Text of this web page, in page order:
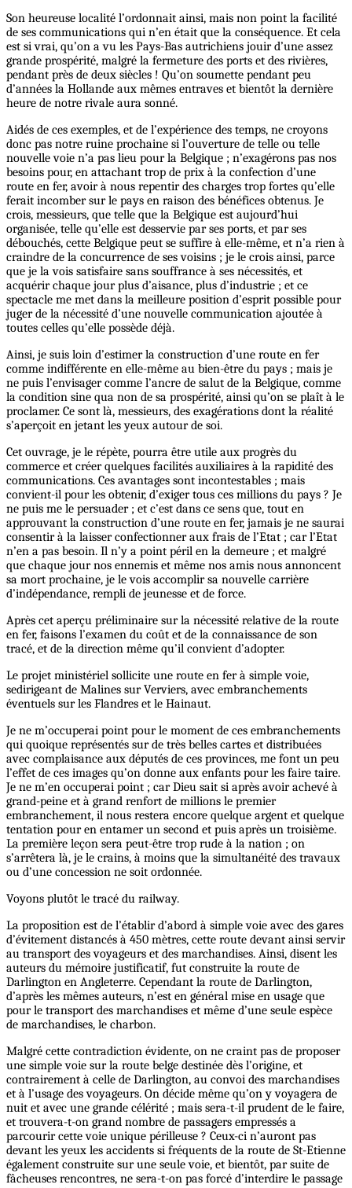
Son heureuse localité l’ordonnait ainsi, mais non point la facilité
de ses communications qui n’en était que la conséquence. Et cela
est si vrai, qu’on a vu les Pays-Bas autrichiens jouir d’une assez
grande prospérité, malgré la fermeture des ports et des rivières,
pendant près de deux siècles ! Qu’on soumette pendant peu
d’années la Hollande aux mêmes entraves et bientôt la dernière
heure de notre rivale aura sonné.
Aidés de ces exemples, et de l’expérience des temps, ne croyons
donc pas notre ruine prochaine si l’ouverture de telle ou telle
nouvelle voie n’a pas lieu pour la Belgique ; n’exagérons pas nos
besoins pour, en attachant trop de prix à la confection d’une
route en fer, avoir à nous repentir des charges trop fortes qu’elle
ferait incomber sur le pays en raison des bénéfices obtenus. Je
crois, messieurs, que telle que la Belgique est aujourd’hui
organisée, telle qu’elle est desservie par ses ports, et par ses
débouchés, cette Belgique peut se suffire à elle-même, et n’a rien à
craindre de la concurrence de ses voisins ; je le crois ainsi, parce
que je la vois satisfaire sans souffrance à ses nécessités, et
acquérir chaque jour plus d’aisance, plus d’industrie ; et ce
spectacle me met dans la meilleure position d’esprit possible pour
juger de la nécessité d’une nouvelle communication ajoutée à
toutes celles qu’elle possède déjà.
Ainsi, je suis loin d’estimer la construction d’une route en fer
comme indifférente en elle-même au bien-être du pays ; mais je
ne puis l’envisager comme l’ancre de salut de la Belgique, comme
la condition sine qua non de sa prospérité, ainsi qu’on se plaît à le
proclamer. Ce sont là, messieurs, des exagérations dont la réalité
s’aperçoit en jetant les yeux autour de soi.
Cet ouvrage, je le répète, pourra être utile aux progrès du
commerce et créer quelques facilités auxiliaires à la rapidité des
communications. Ces avantages sont incontestables ; mais
convient-il pour les obtenir, d’exiger tous ces millions du pays ? Je
ne puis me le persuader ; et c’est dans ce sens que, tout en
approuvant la construction d’une route en fer, jamais je ne saurai
consentir à la laisser confectionner aux frais de l’Etat ; car l’Etat
n’en a pas besoin. Il n’y a point péril en la demeure ; et malgré
que chaque jour nos ennemis et même nos amis nous annoncent
sa mort prochaine, je le vois accomplir sa nouvelle carrière
d’indépendance, rempli de jeunesse et de force.
Après cet aperçu préliminaire sur la nécessité relative de la route
en fer, faisons l’examen du coût et de la connaissance de son
tracé, et de la direction même qu’il convient d’adopter.
Le projet ministériel sollicite une route en fer à simple voie,
sedirigeant de Malines sur Verviers, avec embranchements
éventuels sur les Flandres et le Hainaut.
Je ne m’occuperai point pour le moment de ces embranchements
qui quoique représentés sur de très belles cartes et distribuées
avec complaisance aux députés de ces provinces, me font un peu
l’effet de ces images qu’on donne aux enfants pour les faire taire.
Je ne m’en occuperai point ; car Dieu sait si après avoir achevé à
grand-peine et à grand renfort de millions le premier
embranchement, il nous restera encore quelque argent et quelque
tentation pour en entamer un second et puis après un troisième.
La première leçon sera peut-être trop rude à la nation ; on
s’arrêtera là, je le crains, à moins que la simultanéité des travaux
ou d’une concession ne soit ordonnée.
Voyons plutôt le tracé du railway.
La proposition est de l’établir d’abord à simple voie avec des gares
d’évitement distancés à 450 mètres, cette route devant ainsi servir
au transport des voyageurs et des marchandises. Ainsi, disent les
auteurs du mémoire justificatif, fut construite la route de
Darlington en Angleterre. Cependant la route de Darlington,
d’après les mêmes auteurs, n’est en général mise en usage que
pour le transport des marchandises et même d’une seule espèce
de marchandises, le charbon.
Malgré cette contradiction évidente, on ne craint pas de proposer
une simple voie sur la route belge destinée dès l’origine, et
contrairement à celle de Darlington, au convoi des marchandises
et à l’usage des voyageurs. On décide même qu’on y voyagera de
nuit et avec une grande célérité ; mais sera-t-il prudent de le faire,
et trouvera-t-on grand nombre de passagers empressés a
parcourir cette voie unique périlleuse ? Ceux-ci n’auront pas
devant les yeux les accidents si fréquents de la route de St-Etienne
également construite sur une seule voie, et bientôt, par suite de
fâcheuses rencontres, ne sera-t-on pas forcé d’interdire le passage